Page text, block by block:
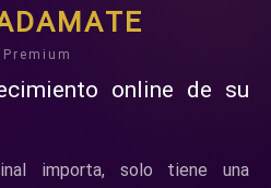
online de su
importa, solo tiene una